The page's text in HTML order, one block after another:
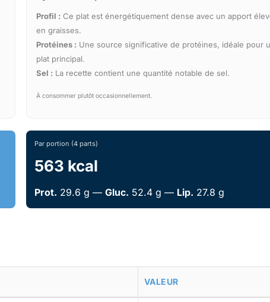
Profil : Ce plat est énergétiquement dense avec un apport
en graisses.
Protéines : Une source significative de protéines, idéale pour
plat principal.
Sel : La recette contient une quantité notable de sel.
À consommer plutôt occasionnellement.
Par portion (4 parts)
563 kcal
Prot. 29.6 g —Gluc. 52.4 g — Lip. 27.8 g
VALEUR